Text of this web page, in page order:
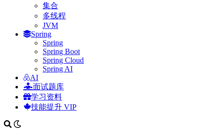
集合
多线程
JVM
Spring
Spring
Spring Boot
Spring Cloud
Spring AI
AI
面试题库
学习资料
技能提升 VIP